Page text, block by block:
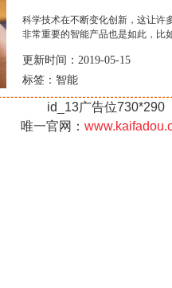
科学技术在不断变化创新，这让许
非常重要的智能产品也是如此，比
更新时间：2019-05-15
标签： 智能
id_13广告位730*290
唯一官网：